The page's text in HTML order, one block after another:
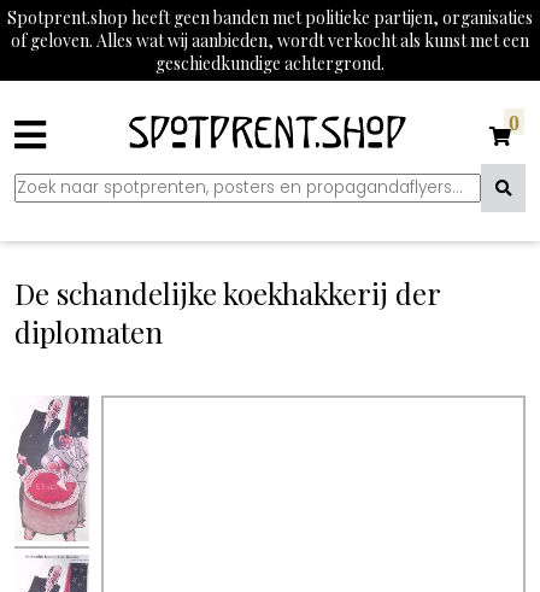
Spotprent.shop heeft geen banden met politieke partijen, organisaties
of geloven. Alles wat wij aanbieden, wordt verkocht als kunst met een
geschiedkundige achtergrond.
0
De schandelijke koekhakkerij der
diplomaten